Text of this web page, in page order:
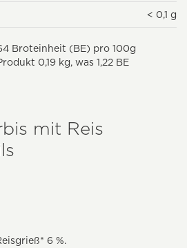
< 0,1 g
Broteinheit (BE) pro 100g
0,19 kg, was 1,22 BE
mit Reis
6 %.